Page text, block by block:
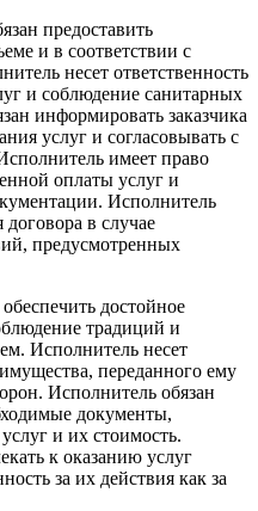
предоставить
и в соответствии с
несет ответственность
и соблюдение санитарных
информировать заказчика
услуг и согласовывать с
имеет право
оплаты услуг и
Исполнитель
договора в случае
предусмотренных
достойное
традиций и
Исполнитель несет
переданного ему
Исполнитель обязан
документы,
и их стоимость.
к оказанию услуг
за их действия как за